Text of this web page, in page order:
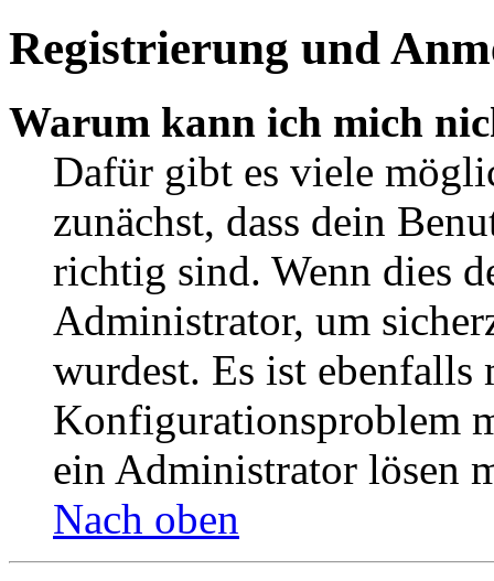
Registrierung und
Warum kann ich mich
Dafür gibt es viele
zunächst, dass dein
richtig sind. Wenn dies
Administrator, um
wurdest. Es ist ebenfalls
Konfigurationsproblem
ein Administrator lösen
Nach oben